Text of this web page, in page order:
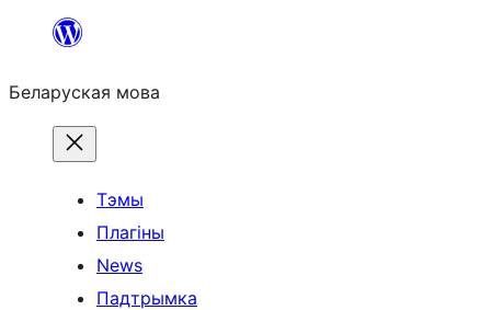
Перайсці
змесціва
Беларуская мова
Тэмы
Плагіны
News
Падтрымка